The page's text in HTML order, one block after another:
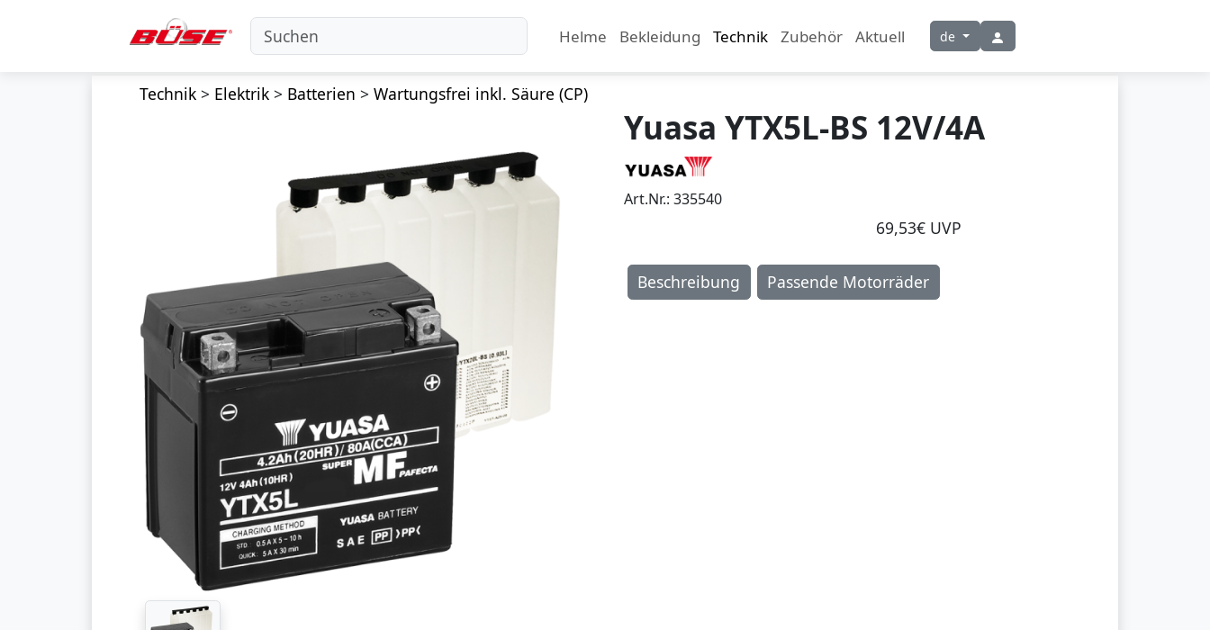
Helme Bekleidung Technik Zubehör Aktuell de
Technik> Elektrik> Batterien > Wartungsfrei inkl. Säure (CP)
Yuasa YTX5L-BS 12V/4A
Art.Nr.: 335540
69,53€ UVP
Beschreibung Passende Motorräder